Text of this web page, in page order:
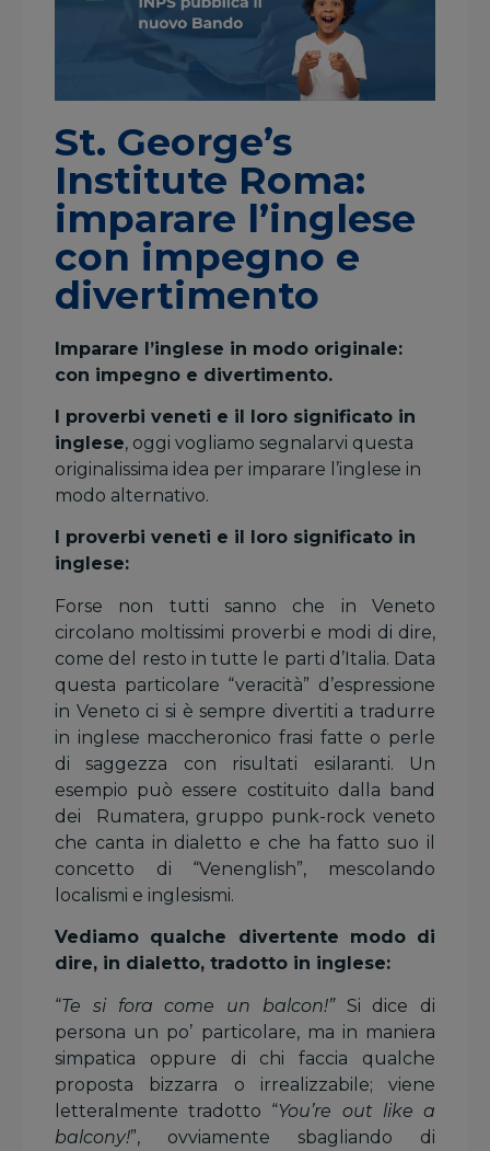
St. George’s
Institute Roma:
imparare l’inglese
con impegno e
divertimento
Imparare l’inglese in modo originale:
con impegno e divertimento.
I proverbi veneti e il loro significato in
inglese, oggi vogliamo segnalarvi questa
originalissima idea per imparare l’inglese in
modo alternativo.
I proverbi veneti e il loro significato in
inglese:
Forse non tutti sanno che in Veneto
circolano moltissimi proverbi e modi di dire,
come del resto in tutte le parti d’Italia. Data
questa particolare “veracità” d’espressione
in Veneto ci si è sempre divertiti a tradurre
in inglese maccheronico frasi fatte o perle
di saggezza con risultati esilaranti. Un
esempio può essere costituito dalla band
dei Rumatera, gruppo punk-rock veneto
che canta in dialetto e che ha fatto suo il
concetto di “Venenglish”, mescolando
localismi e inglesismi.
Vediamo qualche divertente modo di
dire, in dialetto, tradotto in inglese:
“Te si fora come un balcon!”Si dice di
persona un po’ particolare, ma in maniera
simpatica oppure di chi faccia qualche
proposta bizzarra o irrealizzabile; viene
letteralmente tradotto “You’re out like a
balcony!”, ovviamente sbagliando di